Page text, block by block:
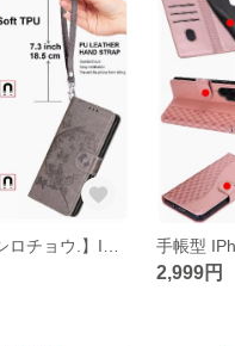
2,999円